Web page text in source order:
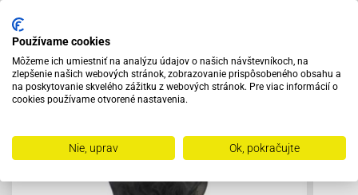
Odporúčame zakúpiť s výrobkom
Používame cookies
Môžeme ich umiestniť na analýzu údajov o našich návštevníkoch, na
zlepšenie našich webových stránok, zobrazovanie prispôsobeného obsahu a
na poskytovanie skvelého zážitku z webových stránok. Pre viac informácií o
cookies používame otvorené nastavenia.
Nie, uprav Ok, pokračujte